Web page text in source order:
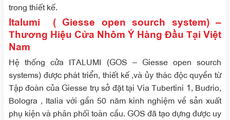
trong thiết kế.
Italumi ( Giesse open sourch system) –
Thương Hiệu Cửa Nhôm Ý Hàng Đầu Tại Việt
Nam
Hệ thống cửa ITALUMI (GOS – Giesse open sourch
systems) được phát triển, thiết kế ,và ủy thác độc quyền từ
Tập đoàn của Giesse trụ sở đặt tại Via Tubertini 1, Budrio,
Bologra , Italia với gần 50 năm kinh nghiệm về sản xuất
phụ kiện và phân phối toàn cầu. GOS đã tạo dựng được uy